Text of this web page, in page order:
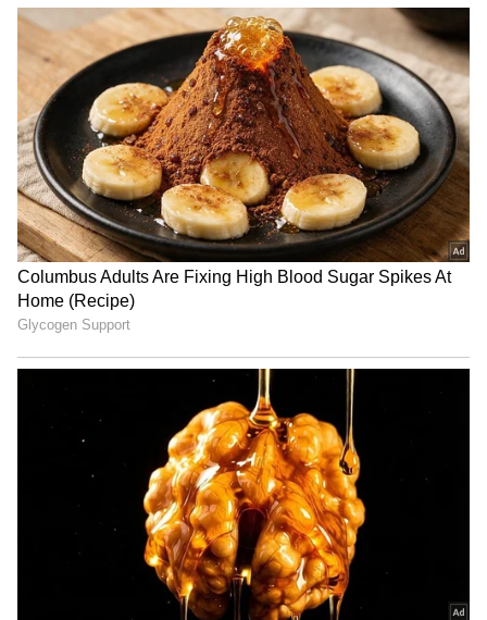
3
8
ఆ దుమ్ముని భరించలేక ఆయాసం ఎక్కువైపోయి
కూర్చుండిపోతాడు రాజ్. తనని ఆట పట్టిస్తున్నాను
అనుకుంటుంది కానీ అతను అలా ఇబ్బంది పడుతుంటే
కంగారు పడిపోతుంది కావ్య. అతను జేబులో ఏదో
తడమడం గమనించి తనే చేయి పెట్టి తీస్తుంది. అది ఇన్హేలర్,
దాన్ని రాజ్ నోట్లో పెడుతుంది కావ్య. అతను కొంచెం
సర్దుకున్నాక మీకు ఆస్తమా ఉందా అని సైగలతో
అడుగుతుంది. అవును అని సైగ చేస్తాడు రాజ్.
పశ్చాతాపంతో సారీ అని రాస్తుంది కావ్య. యాక్సెప్ట్ చేస్తాడు
రాజ్. మరోవైపు వాళ్ళు కొంతసేపు ఏం
మాట్లాడుకుంటున్నారు, ఇంతకీ నీ కెమెరా బాగానే రికార్డు
అవుతుంది కదా ఈ వీడియో మీ అన్న చూడాలి..